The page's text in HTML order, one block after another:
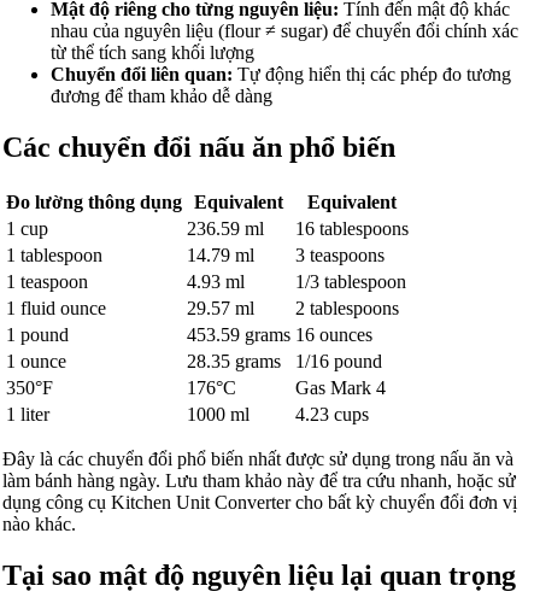
Mật độ riêng cho từng nguyên liệu: Tính đến mật độ khác
nhau của nguyên liệu (flour ≠ sugar) để chuyển đổi chính xác
từ thể tích sang khối lượng
Chuyển đổi liên quan: Tự động hiển thị các phép đo tương
đương để tham khảo dễ dàng
Các chuyển đổi nấu ăn phổ biến
Đo lường thông dụng Equivalent
Equivalent
1 cup
236.59 ml
16 tablespoons
1 tablespoon
14.79 ml
3 teaspoons
1 teaspoon
4.93 ml
1/3 tablespoon
1 fluid ounce
29.57 ml
2 tablespoons
1 pound
453.59 grams 16 ounces
1 ounce
28.35 grams
1/16 pound
350°F
176°C
Gas Mark 4
1 liter
1000 ml 4.23 cups
Đây là các chuyển đổi phổ biến nhất được sử dụng trong nấu ăn và
làm bánh hàng ngày. Lưu tham khảo này để tra cứu nhanh, hoặc sử
dụng công cụ Kitchen Unit Converter cho bất kỳ chuyển đổi đơn vị
nào khác.
Tại sao mật độ nguyên liệu lại quan trọng